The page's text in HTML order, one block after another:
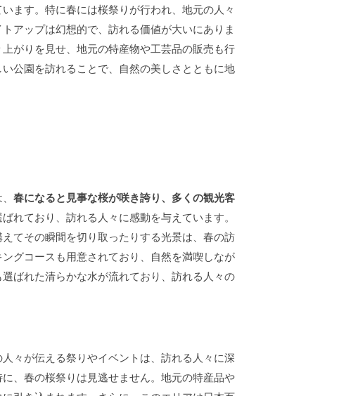
ます。特に春には桜祭りが行われ、地元の人々
アップは幻想的で、訪れる価値が大いにありま
がりを見せ、地元の特産物や工芸品の販売も行
公園を訪れることで、自然の美しさとともに地
春になると見事な桜が咲き誇り、多くの観光客
れており、訪れる人々に感動を与えています。
てその瞬間を切り取ったりする光景は、春の訪
グコースも用意されており、自然を満喫しなが
ばれた清らかな水が流れており、訪れる人々の
々が伝える祭りやイベントは、訪れる人々に深
に、春の桜祭りは見逃せません。地元の特産品や